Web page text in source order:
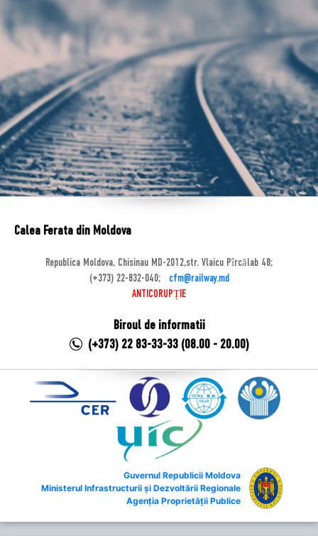
Calea Ferata din Moldova
Republica Moldova, Chisinau MD-2012,str. Vlaicu Pîrcălab 48;
(+373) 22-832-040;
cfm@railway.md
ANTICORUPȚIE
Biroul de informatii
(+373) 22 83-33-33 (08.00 - 20.00)
Guvernul Republicii Moldova
Ministerul Infrastructurii și Dezvoltării Regionale
Agenția Proprietății Publice